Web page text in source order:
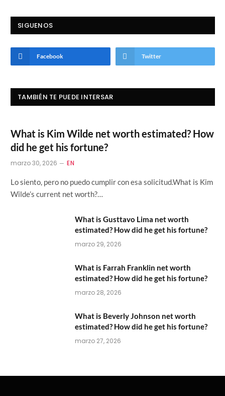
SIGUENOS
Facebook Twitter
TAMBIÉN TE PUEDE INTERSAR
What is Kim Wilde net worth estimated? How
did he get his fortune?
marzo 30, 2026 EN
Lo siento, pero no puedo cumplir con esa solicitud.What is Kim
Wilde’s current net worth?…
What is Gusttavo Lima net worth
estimated? How did he get his fortune?
marzo 29, 2026
What is Farrah Franklin net worth
estimated? How did he get his fortune?
marzo 28, 2026
What is Beverly Johnson net worth
estimated? How did he get his fortune?
marzo 27, 2026